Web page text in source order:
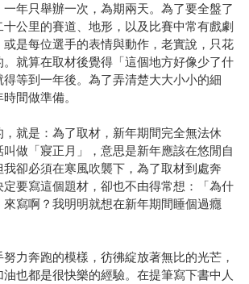
年只舉辦一次，為期兩天。為了要全盤了
公里的賽道、地形，以及比賽中常有戲劇
是每位選手的表情與動作，老實說，只花
就算在取材後覺得「這個地方好像少了什
等到一年後。為了弄清楚大大小小的細
間做準備。
就是：為了取材，新年期間完全無法休
做「寢正月」，意思是新年應該在悠閒自
卻必須在寒風吹襲下，為了取材到處奔
要寫這個題材，卻也不由得常想：「為什
寫啊？我明明就想在新年期間睡個過癮
力奔跑的模樣，彷彿綻放著無比的光芒，
也都是很快樂的經驗。在提筆寫下書中人